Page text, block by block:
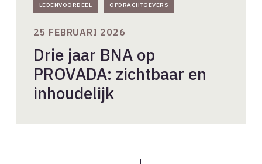
LEDENVOORDEEL OPDRACHTGEVERS
Drie jaar BNA op
PROVADA: zichtbaar en
inhoudelijk
25 FEBRUARI 2026